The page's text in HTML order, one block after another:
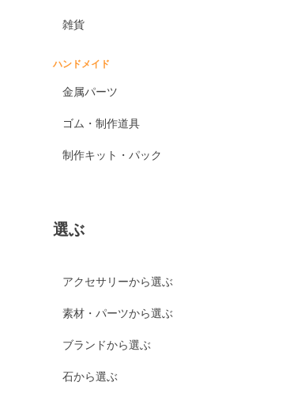
雑貨
ハンドメイド
金属パーツ
ゴム・制作道具
制作キット・パック
選ぶ
アクセサリーから選ぶ
素材・パーツから選ぶ
ブランドから選ぶ
石から選ぶ